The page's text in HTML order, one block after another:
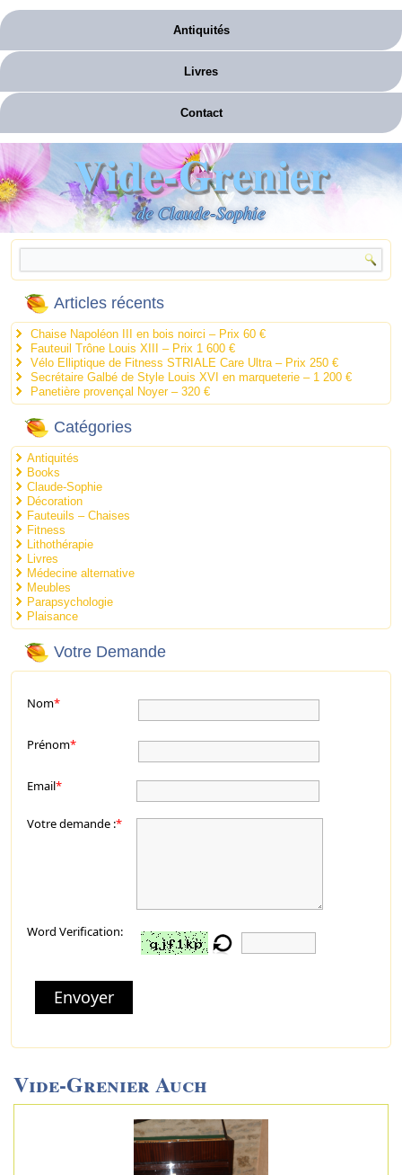
Antiquités
Livres
Contact
Vide-Grenier
de Claude-Sophie
Articles récents
Chaise Napoléon III en bois noirci – Prix 60 €
Fauteuil Trône Louis XIII – Prix 1 600 €
Vélo Elliptique de Fitness STRIALE Care Ultra – Prix 250 €
Secrétaire Galbé de Style Louis XVI en marqueterie – 1 200 €
Panetière provençal Noyer – 320 €
Catégories
Antiquités
Books
Claude-Sophie
Décoration
Fauteuils – Chaises
Fitness
Lithothérapie
Livres
Médecine alternative
Meubles
Parapsychologie
Plaisance
Votre Demande
Nom*
Prénom*
Email*
Votre demande :*
Word Verification:
Envoyer
Vide-Grenier Auch